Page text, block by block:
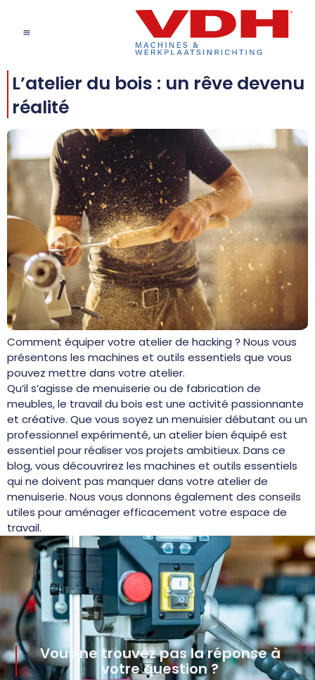
L’atelier du bois : un rêve devenu
réalité
Comment équiper votre atelier de hacking ? Nous vous
présentons les machines et outils essentiels que vous
pouvez mettre dans votre atelier.
Qu’il s’agisse de menuiserie ou de fabrication de
meubles, le travail du bois est une activité passionnante
et créative. Que vous soyez un menuisier débutant ou un
professionnel expérimenté, un atelier bien équipé est
essentiel pour réaliser vos projets ambitieux. Dans ce
blog, vous découvrirez les machines et outils essentiels
qui ne doivent pas manquer dans votre atelier de
menuiserie. Nous vous donnons également des conseils
utiles pour aménager efficacement votre espace de
travail.
Vous ne trouvez pas la réponse à
votre question ?